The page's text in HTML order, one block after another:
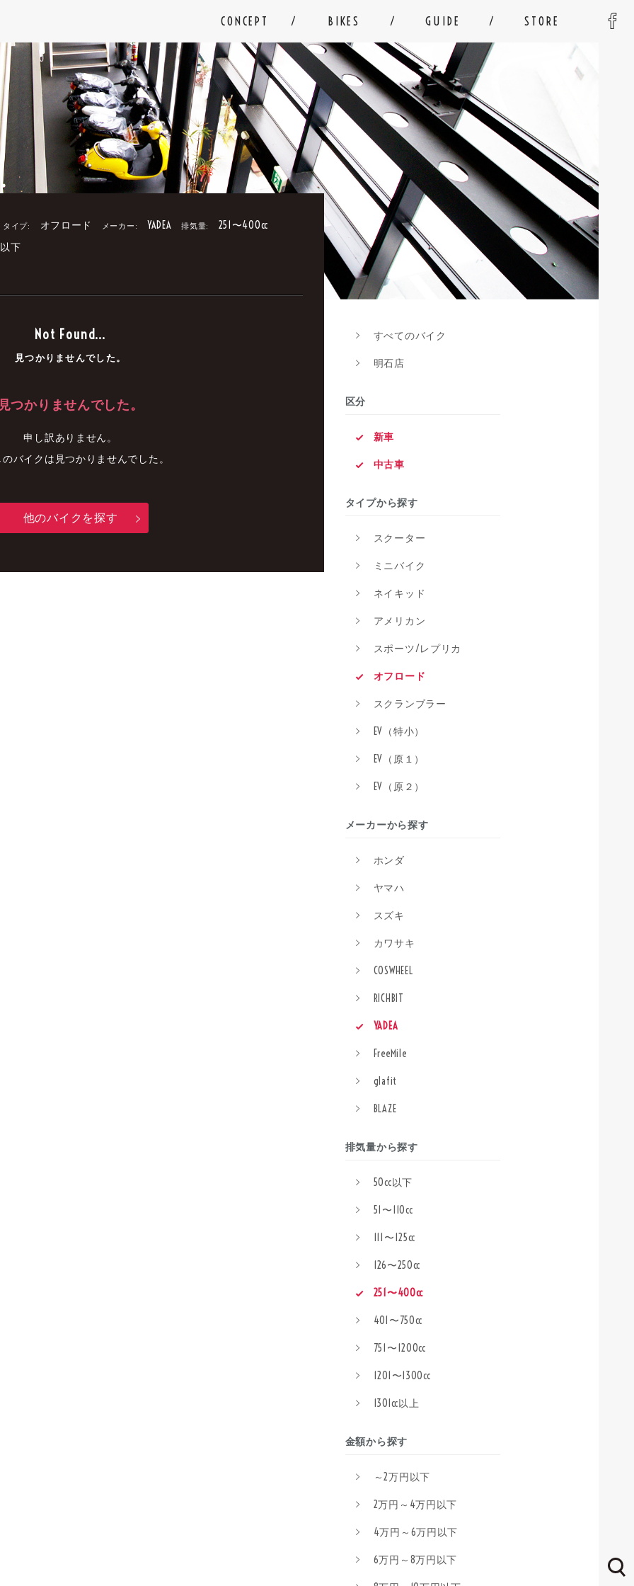
CONCEPT BIKES GUIDE STORE
タイプ: オフロード メーカー: YADEA 排気量: 251〜400cc
下
Not Found...
見つかりませんでした。
見つかりませんでした。
申し訳ありません。
バイクは見つかりませんでした。
他のバイクを探す
すべてのバイク
明石店
区分
新車
中古車
タイプから探す
スクーター
ミニバイク
ネイキッド
アメリカン
スポーツ/レプリカ
オフロード
スクランブラー
EV（特小）
EV（原１）
EV（原２）
メーカーから探す
ホンダ
ヤマハ
スズキ
カワサキ
COSWHEEL
RICHBIT
YADEA
FreeMile
glafit
BLAZE
排気量から探す
50cc以下
51〜110cc
111〜125cc
126〜250cc
251〜400cc
401〜750cc
751〜1200cc
1201〜1300cc
1301cc以上
金額から探す
～2万円以下
2万円～4万円以下
4万円～6万円以下
6万円～8万円以下
中古車